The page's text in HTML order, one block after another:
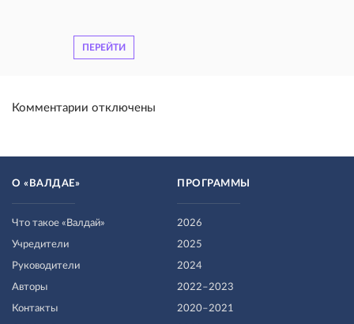
ПЕРЕЙТИ
Комментарии отключены
О «ВАЛДАЕ»
Что такое «Валдай»
Учредители
Руководители
Авторы
Контакты
ПРОГРАММЫ
2026
2025
2024
2022–2023
2020–2021